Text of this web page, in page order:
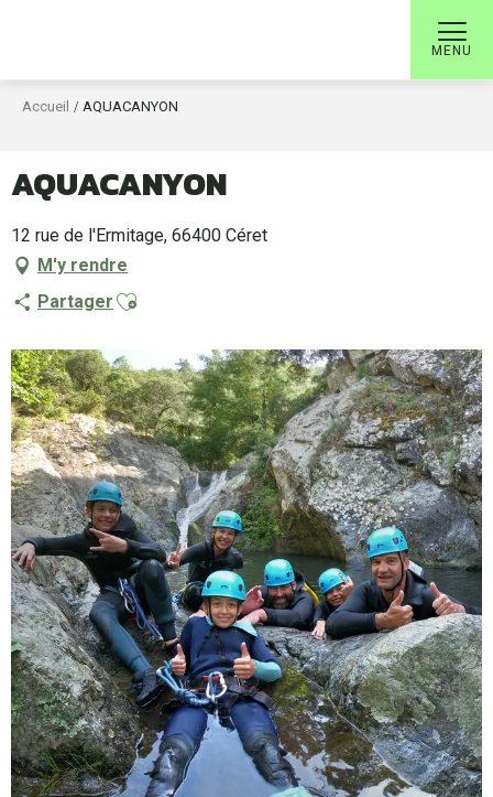
MENU
Accueil AQUACANYON
AQUACANYON
12 rue de l'Ermitage, 66400 Céret
M'y rendre
Partager Ajouter aux favoris